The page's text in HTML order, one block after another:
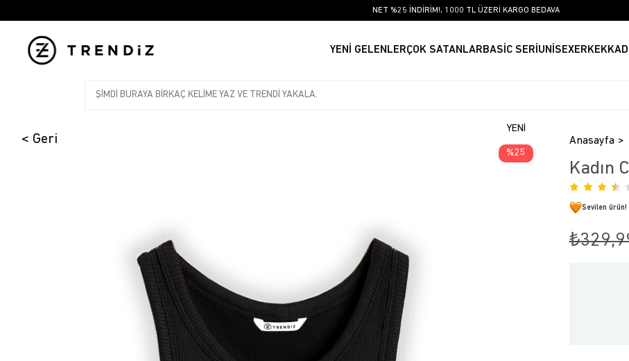
NET %25 İNDİRİM!, 1000 TL ÜZERİ KARGO BEDAVA
YENİ GELENLERÇOK SATANLARBASİC SERİ UNİSEXERKEK
YENI
ÜRÜN
25
Anasayfa
Kadın
Sevilen ürün!